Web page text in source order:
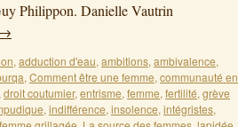
Philippon. Danielle Vautrin
, adduction d'eau, ambitions, ambivalence,
, Comment être une femme, communauté en
droit coutumier, entrisme, femme, fertilité, grève
, indifférence, insolence, intégristes,